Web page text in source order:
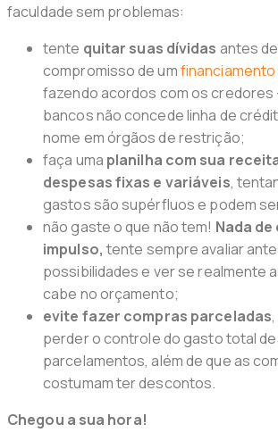
faculdade sem problemas:
tente quitar suas dívidas antes
compromisso de um
fazendo acordos com os credores
bancos não concede linha de
nome em órgãos de restrição;
faça uma planilha com sua
despesas fixas e variáveis,
gastos são supérfluos e podem
não gaste o que não tem! Nada
impulso, tente sempre avaliar
possibilidades e ver se realmente
cabe no orçamento;
evite fazer compras parceladas
perder o controle do gasto total
parcelamentos, além de que as
costumam ter descontos.
Chegou a sua hora!